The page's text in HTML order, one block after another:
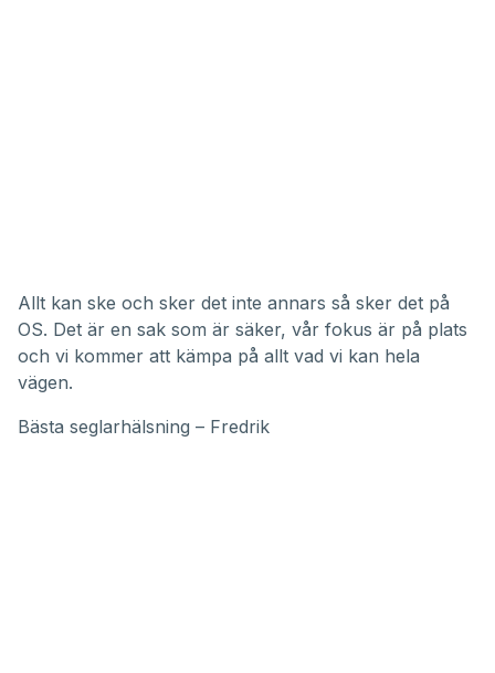
Allt kan ske och sker det inte annars så sker det på
OS. Det är en sak som är säker, vår fokus är på plats
och vi kommer att kämpa på allt vad vi kan hela
vägen.
Bästa seglarhälsning – Fredrik